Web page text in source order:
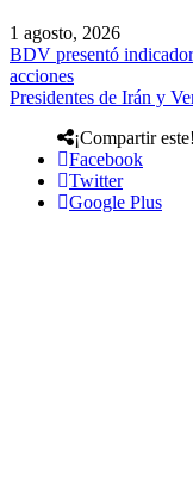
1 agosto, 2026
BDV presentó
acciones
Presidentes de Irán y
¡Compartir este!
Facebook
Twitter
Google Plus